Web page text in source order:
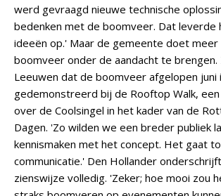
werd gevraagd nieuwe technische
bedenken met de boomveer. Dat leverde
ideeën op.' Maar de gemeente doet meer
boomveer onder de aandacht te brengen.
Leeuwen dat de boomveer afgelopen juni
gedemonstreerd bij de Rooftop Walk,
over de Coolsingel in het kader van de
Dagen. 'Zo wilden we een breder publiek
kennismaken met het concept. Het gaat
communicatie.' Den Hollander
zienswijze volledig. 'Zeker; hoe mooi zou